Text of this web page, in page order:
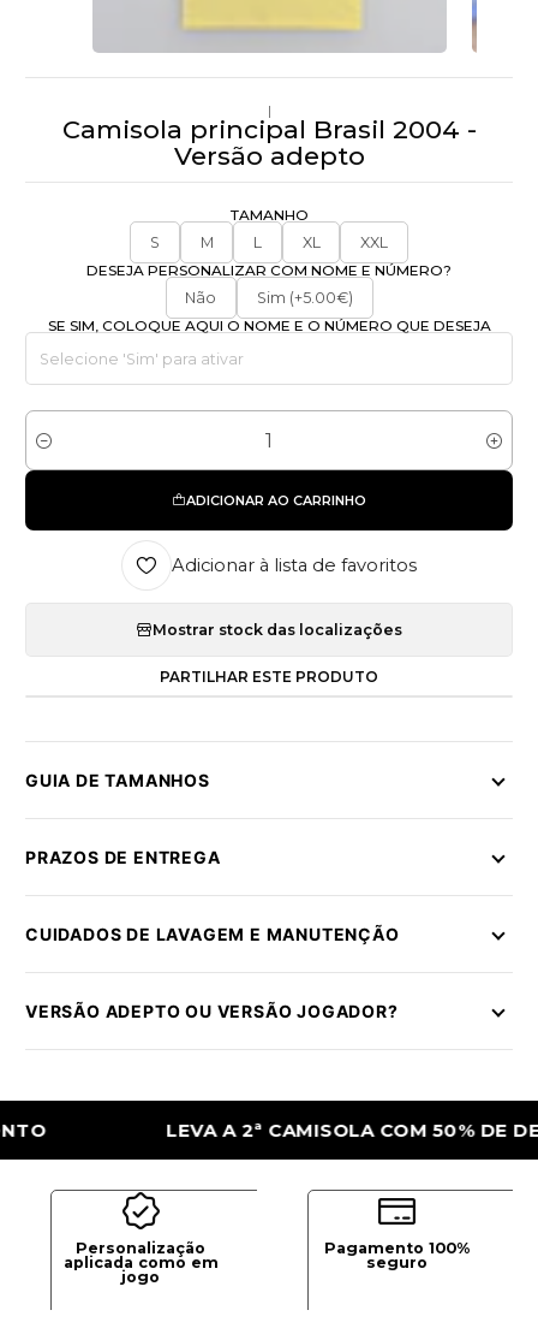
|
Camisola principal Brasil 2004 -
Versão adepto
TAMANHO
S
M L XL
XXL
DESEJA PERSONALIZAR COM NOME E NÚMERO?
Não
Sim (+5.00€)
SE SIM, COLOQUE AQUI O NOME E O NÚMERO QUE DESEJA
Quantidade
ADICIONAR AO CARRINHO
Adicionar à lista de favoritos
Mostrar stock das localizações
PARTILHAR ESTE PRODUTO
GUIA DE TAMANHOS
PRAZOS DE ENTREGA
CUIDADOS DE LAVAGEM E MANUTENÇÃO
VERSÃO ADEPTO OU VERSÃO JOGADOR?
LEVA A 2ª CAMISOLA COM 50% DE
Personalização
aplicada como em
jogo
Pagamento 100%
seguro